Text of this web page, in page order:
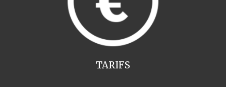
TARIFS